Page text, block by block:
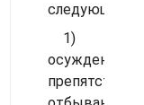
следующих
1)
осужденного,